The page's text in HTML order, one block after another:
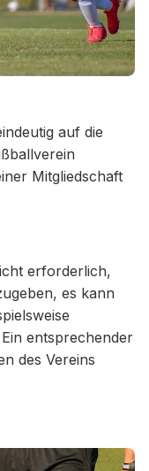
auf die
Mitgliedschaft
erforderlich,
es kann
entsprechender
des Vereins